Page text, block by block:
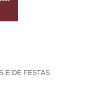
E DE FESTAS